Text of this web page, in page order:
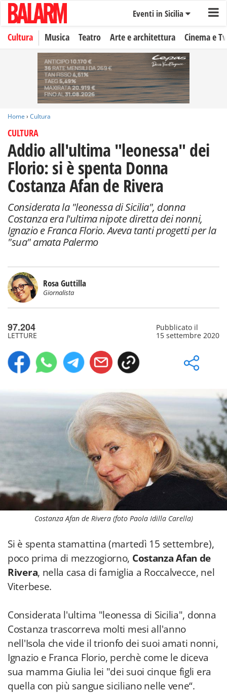
Eventi in Sicilia
Cultura Musica Teatro Arte e architettura Cinema e Tv
Home › Cultura
CULTURA
Addio all'ultima "leonessa" dei
Florio: si è spenta Donna
Costanza Afan de Rivera
Considerata la "leonessa di Sicilia", donna
Costanza era l'ultima nipote diretta dei nonni,
Ignazio e Franca Florio. Aveva tanti progetti per la
"sua" amata Palermo
Rosa Guttilla
Giornalista
97.204
LETTURE
Pubblicato il
15 settembre 2020
Costanza Afan de Rivera (foto Paola Idilla Carella)
Si è spenta stamattina (martedì 15 settembre),
poco prima di mezzogiorno, Costanza Afan de
Rivera, nella casa di famiglia a Roccalvecce, nel
Viterbese.
Considerata l'ultima "leonessa di Sicilia", donna
Costanza trascorreva molti mesi all'anno
nell'Isola che vide il trionfo dei suoi amati nonni,
Ignazio e Franca Florio, perchè come le diceva
sua mamma Giulia lei "dei suoi cinque figli era
quella con più sangue siciliano nelle vene“.